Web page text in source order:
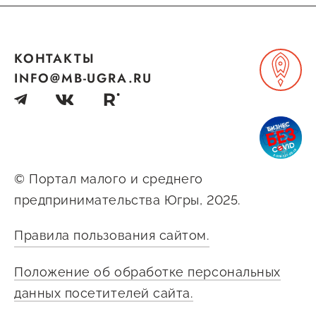
Госзакупки для малого
Каталог югорских франшиз
Инвестору
Каталог грантов
Конкурсы для
Сообщить о нарушении
АвтоУСН
Иностранным гражданам
© Портал малого и среднего
предпринимательства Югры, 2025.
Правила пользования сайтом.
Положение об обработке персональных
данных посетителей сайта.
КОНТАКТЫ
INFO@MB-UGRA.RU